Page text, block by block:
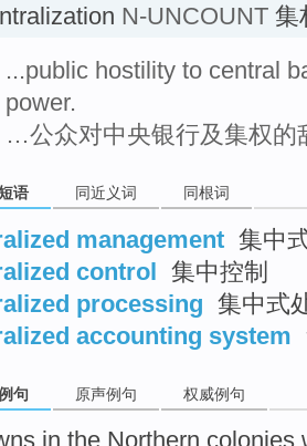
N-UNCOUNT 集
...public hostility to central
power.
…公众对中央银行及集权的
语 同近义词 同根词
management 集中
control 集中控制
processing 集中式
accounting system
句 原声例句 权威例句
in the Northern colonies